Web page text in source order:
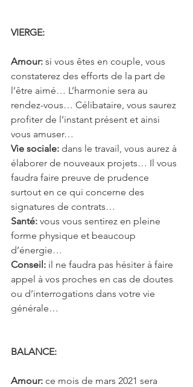
VIERGE:
Amour: si vous êtes en couple, vous
constaterez des efforts de la part de
l’être aimé… L’harmonie sera au
rendez-vous… Célibataire, vous saurez
profiter de l’instant présent et ainsi
vous amuser…
Vie sociale: dans le travail, vous aurez à
élaborer de nouveaux projets… Il vous
faudra faire preuve de prudence
surtout en ce qui concerne des
signatures de contrats…
Santé: vous vous sentirez en pleine
forme physique et beaucoup
d’énergie…
Conseil: il ne faudra pas hésiter à faire
appel à vos proches en cas de doutes
ou d’interrogations dans votre vie
générale…
BALANCE:
Amour: ce mois de mars 2021 sera